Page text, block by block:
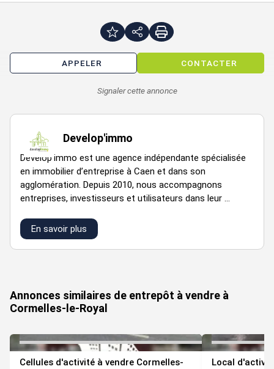
Honoraires à la charge de l'acquéreur : 5 % HT
batiment
rdc mezzanine total cours parkings
vente
c2 194 59
APPELER CONTACTER
Signaler cette annonce
Develop'immo
Develop’immo est une agence indépendante spécialisée
en immobilier d’entreprise à Caen et dans son
agglomération. Depuis 2010, nous accompagnons
entreprises, investisseurs et utilisateurs dans leur ...
En savoir plus
Annonces similaires de entrepôt à vendre à
Cormelles-le-Royal
Cellules d'activité à vendre Cormelles-
Local